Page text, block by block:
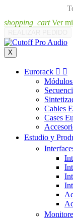
shopping_cart Ver
X
Eurorack  
Cables
Cases
Estudio y